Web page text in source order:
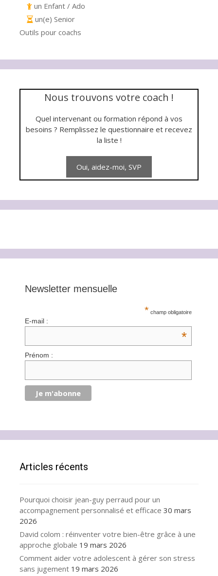
un Enfant / Ado
un(e) Senior
Outils pour coachs
Nous trouvons votre coach !
Quel intervenant ou formation répond à vos
besoins ? Remplissez le questionnaire et recevez
la liste !
Newsletter mensuelle
* champ obligatoire
E-mail :
*
Prénom :
Articles récents
Pourquoi choisir jean-guy perraud pour un
accompagnement personnalisé et efficace 30 mars
2026
David colom : réinventer votre bien-être grâce à une
approche globale 19 mars 2026
Comment aider votre adolescent à gérer son stress
sans jugement 19 mars 2026